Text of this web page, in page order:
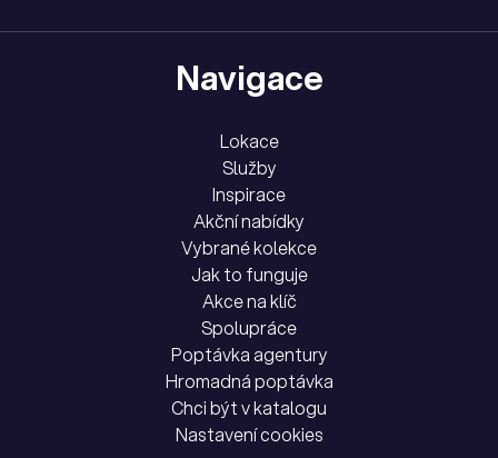
Navigace
Lokace
Služby
Inspirace
Akční nabídky
Vybrané kolekce
Jak to funguje
Akce na klíč
Spolupráce
Poptávka agentury
Hromadná poptávka
Chci být v katalogu
Nastavení cookies